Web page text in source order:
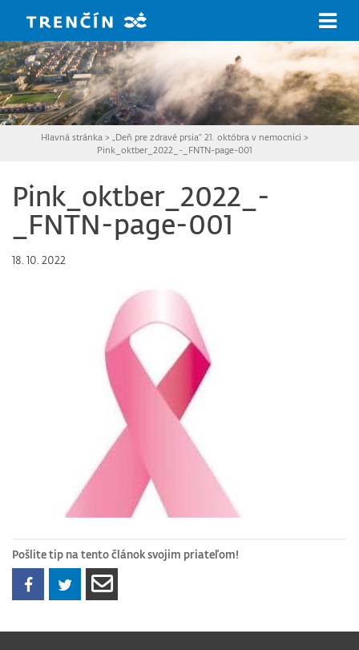
Hlavná stránka > „Deň pre zdravé prsia“ 21. októbra v nemocnici >
Pink_oktber_2022_-_FNTN-page-001
Pink_oktber_2022_-
_FNTN-page-001
18. 10. 2022
Pošlite tip na tento článok svojim priateľom!